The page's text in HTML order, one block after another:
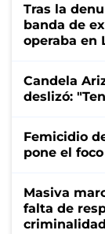
Tras la
banda de
operaba en
Candela
deslizó:
Femicidio
pone el
Masiva
falta de